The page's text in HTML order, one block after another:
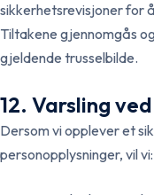
sikkerhetsrevisjoner for
Tiltakene gjennomgås
gjeldende trusselbilde.
12. Varsling
Dersom vi opplever et
personopplysninger, vil vi: